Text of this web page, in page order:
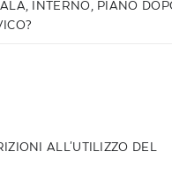
INTERNO, PIANO
ALL'UTILIZZO DEL